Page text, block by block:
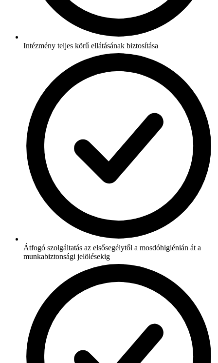
Intézmény teljes körű ellátásának biztosítása
Átfogó szolgáltatás az elsősegélytől a mosdóhigiénián át a
munkabiztonsági jelölésekig